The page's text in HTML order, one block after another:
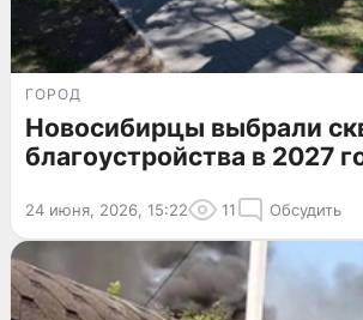
ГОРОД
Новосибирцы выбрали
благоустройства в 2027
24 июня, 2026, 15:22 11 Обсудить